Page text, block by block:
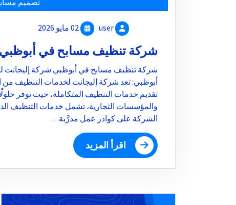
تصميم
user 02 مايو 2026
شركة تنظيف مسابح في أبوظبي
شركة تنظيف مسابح في أبوظبي شركة إليجانت
أبوظبي: تعد شركة إليجانت لخدمات التنظيف من
تقديم خدمات التنظيف المتكاملة، حيث توفر
والمؤسسات التجارية، تشمل خدمات التنظيف
الشركة على كوادر عمل مدرَّبة…
اقرأ المزيد